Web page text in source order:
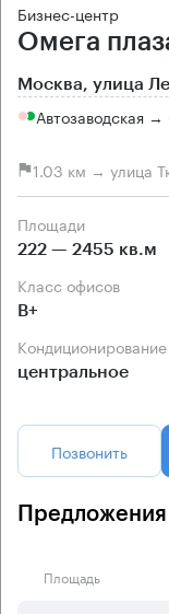
Бизнес-центр
Омега
Москва, улица
Автозаводская
1.03 км → улица
Площади
222 — 2455 кв.м
Класс офисов
B+
Кондиционирование
центральное
Позвонить
Площадь